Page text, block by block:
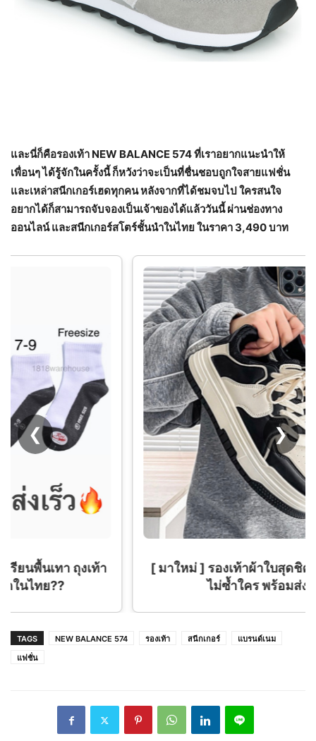
และนี่ก็คือรองเท้า NEW BALANCE 574ที่เราอยากแนะนำให้
เพื่อนๆ ได้รู้จักในครั้งนี้ ก็หวังว่าจะเป็นที่ชื่นชอบถูกใจสายแฟชั่น
และเหล่าสนีกเกอร์เฮดทุกคน หลังจากที่ได้ชมจบไป ใครสนใจ
อยากได้ก็สามารถจับจองเป็นเจ้าของได้แล้ววันนี้ ผ่านช่องทาง
ออนไลน์ และสนีกเกอร์สโตร์ชั้นนำในไทย ในราคา 3,490บาท
[ มาใหม่ ] รองเท้าผ้าใบสุดชิค สีใหม่ครีมดำ สวย
ไม่ซ้ำใคร พร้อมส่งจากไทย
❮ ❯
TAGS NEW BALANCE 574 รองเท้า สนีกเกอร์
แบรนด์เนม
แฟชั่น